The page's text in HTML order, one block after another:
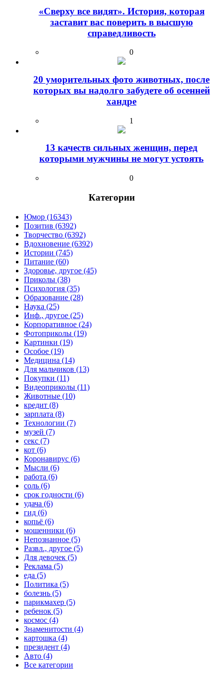
«Сверху все видят». История, которая
заставит вас поверить в высшую
справедливость
0
20 уморительных фото животных, после
которых вы надолго забудете об осенней
хандре
1
13 качеств сильных женщин, перед
которыми мужчины не могут устоять
0
Категории
Юмор (16343)
Позитив (6392)
Творчество (6392)
Вдохновение (6392)
Истории (745)
Питание (60)
Здоровье, другое (45)
Приколы (38)
Психология (35)
Образование (28)
Наука (25)
Инф., другое (25)
Корпоративное (24)
Фотоприколы (19)
Картинки (19)
Особое (19)
Медицина (14)
Для мальчиков (13)
Покупки (11)
Видеоприколы (11)
Животные (10)
кредит (8)
зарплата (8)
Технологии (7)
музей (7)
секс (7)
кот (6)
Коронавирус (6)
Мысли (6)
работа (6)
соль (6)
срок годности (6)
удача (6)
гид (6)
копьё (6)
мошенники (6)
Непознанное (5)
Развл., другое (5)
Для девочек (5)
Реклама (5)
еда (5)
Политика (5)
болезнь (5)
парикмахер (5)
ребенок (5)
космос (4)
Знаменитости (4)
картошка (4)
президент (4)
Авто (4)
Все категории